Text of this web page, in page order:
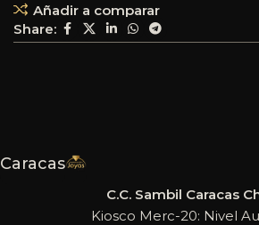
Añadir a comparar
Share:
Caracas
C.C. Sambil Caracas
Kiosco Merc-20: Nivel